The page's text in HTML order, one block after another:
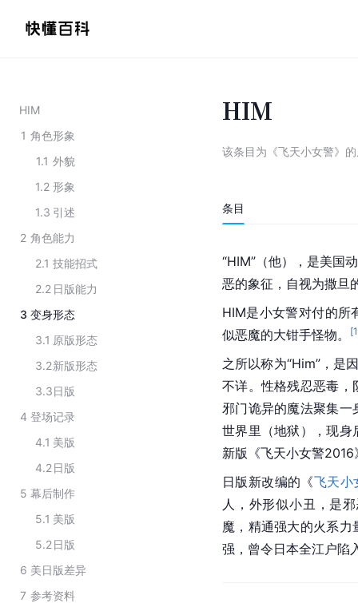
HIM
1 角色形象
1.1 外貌
1.2 形象
1.3 引述
2 角色能力
2.1 技能招式
2.2 日版能力
3 变身形态
3.1 原版形态
3.2新版形态
3.3日版
4 登场记录
4.1 美版
4.2日版
5 幕后制作
5.1 美版
5.2日版
6 美日版差异
7 参考资料
HIM
该条目为 《飞天小女警》
条目
“HIM”（他），是美国
恶的象征，自视为撒旦
HIM是小女警对付的所
似恶魔的大钳手怪物。
[1
之所以称为“Him”，是
不详。性格残忍恶毒，
邪门诡异的魔法聚集
世界里（地狱），现身
新版《飞天小女警
日版新改编的《飞天小
人，外形似小丑，是
魔，精通强大的火系
强，曾令日本全江户陷